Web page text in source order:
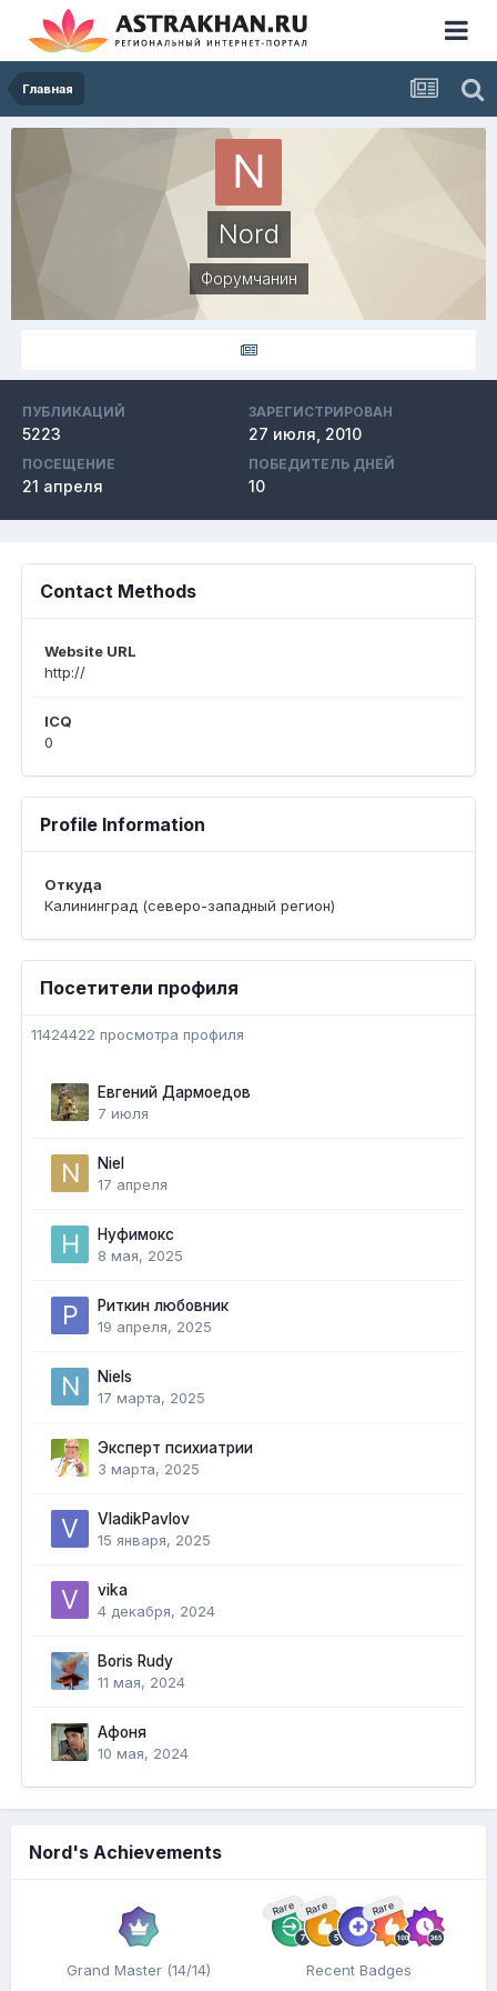
Главная
Nord
Форумчанин
ПУБЛИКАЦИЙ
5223
ЗАРЕГИСТРИРОВАН
27 июля, 2010
ПОСЕЩЕНИЕ
21 апреля
ПОБЕДИТЕЛЬ ДНЕЙ
10
Contact Methods
Website URL
http://
ICQ
0
Profile Information
Откуда
Калининград (северо-западный регион)
Посетители профиля
11424422 просмотра профиля
Евгений Дармоедов
7 июля
Niel
17 апреля
Нуфимокс
8 мая, 2025
Риткин любовник
19 апреля, 2025
Niels
17 марта, 2025
Эксперт психиатрии
3 марта, 2025
VladikPavlov
15 января, 2025
vika
4 декабря, 2024
Boris Rudy
11 мая, 2024
Афоня
10 мая, 2024
Nord's Achievements
Grand Master (14/14)
Rare Rare Rare
Recent Badges